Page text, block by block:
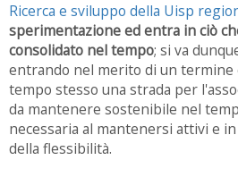
Ricerca e sviluppo della Uisp
sperimentazione ed entra in ciò
consolidato nel tempo; si va
entrando nel merito di un termine
tempo stesso una strada per
da mantenere sostenibile nel
necessaria al mantenersi attivi e
della flessibilità.